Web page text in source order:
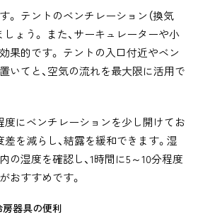
。 テントのベンチレーション（換気
しょう。 また、サーキュレーターや小
果的です。 テントの入口付近やベン
いてと、空気の流れを最大限に活用で
度にベンチレーションを少し開けてお
差を減らし、結露を緩和できます。湿
の湿度を確認し、1時間に5～10分程度
おすすめです。
房器具の便利